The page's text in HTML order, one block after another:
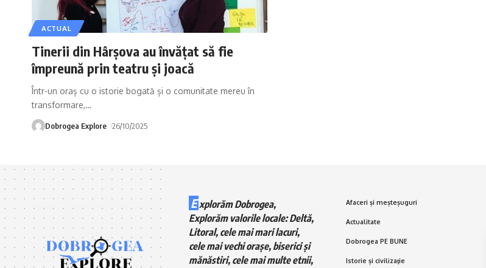
ACTUAL
Tinerii din Hârșova au învățat să fie
împreună prin teatru și joacă
Într-un oraș cu o istorie bogată și o comunitate mereu în
transformare,…
Dobrogea Explore 26/10/2025
E xplorăm Dobrogea,
Explorăm valorile locale: Deltă,
Litoral, cele mai mari lacuri,
cele mai vechi orașe, biserici și
mănăstiri, cele mai multe etnii,
Afaceri și meșteșuguri
Actualitate
Dobrogea PE BUNE
Istorie și civilizaţie